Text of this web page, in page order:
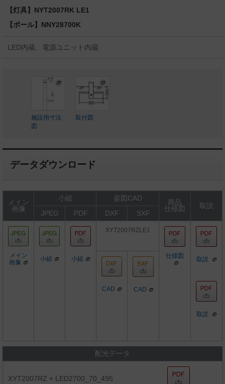
【灯具】NYT2007RK LE1
【ポール】NNY28700K
LED内蔵、電源ユニット内蔵
施設用寸法
図
取付図
データダウンロード
メイン
画像
小組 姿図CAD
商品
仕様図
取説
JPEG
PDF DXF SXF
メイン
画像
小組 小組
XYT2007RZLE1
仕様図 取説
取説
CAD CAD
配光データ
XYT2007RZ + LED2700_70_495